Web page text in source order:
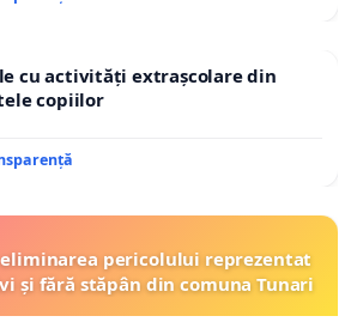
cu activități extrașcolare din
copiilor
pericolului reprezentat
și fără stăpân din comuna Tunari